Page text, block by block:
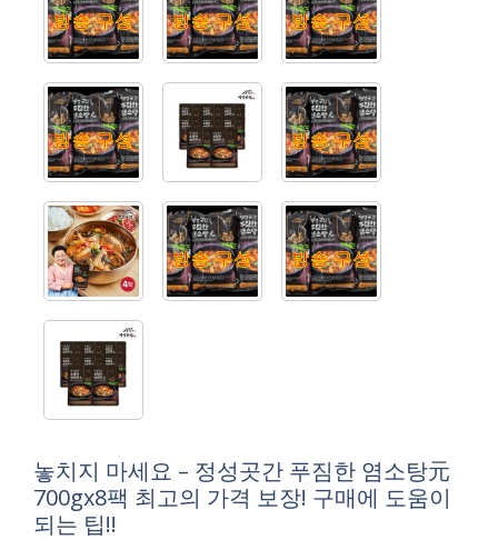
놓치지 마세요 – 정성곳간 푸짐한 염소탕元
700gx8팩 최고의 가격 보장! 구매에 도움이
되는 팁!!